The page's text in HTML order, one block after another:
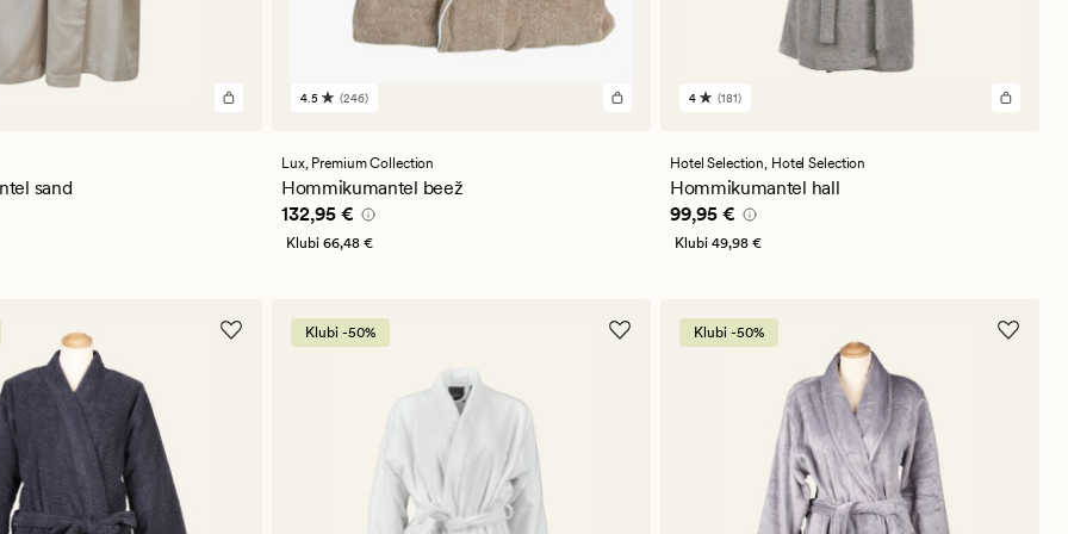
sand
€
246
hinnanguga
4.5
4.5 (246)
Lux, Premium Collection
Hommikumantel beež
Pris_ee 132,95 €
132,95 €
Klubi 66,48 €
181
hinnanguga
4
4 (181)
Hotel Selection, Hotel Selection
Hommikumantel hall
Pris_ee 99,95 €
99,95 €
Klubi 49,98 €
Klubi -50% Klubi -50%